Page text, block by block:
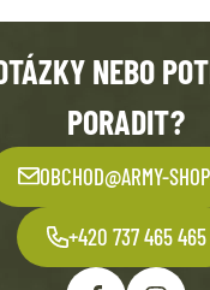
NEBO
PORADIT?
OBCHOD@ARMY-
+420 737 465 465